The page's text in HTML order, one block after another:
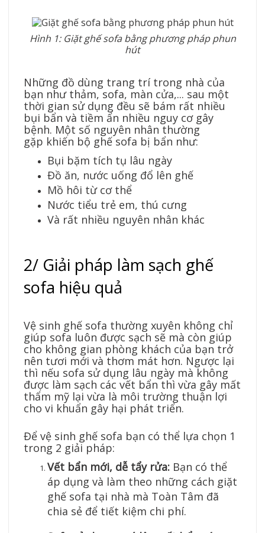
Hình 1: Giặt ghế sofa bằng phương pháp phun
hút
Những đồ dùng trang trí trong nhà của
bạn như thảm, sofa, màn cửa,... sau một
thời gian sử dụng đều sẽ bám rất nhiều
bụi bẩn và tiềm ẩn nhiều nguy cơ gây
bệnh. Một số nguyên nhân thường
gặp khiến bộ ghế sofa bị bẩn như:
Bụi bặm tích tụ lâu ngày
Đồ ăn, nước uống đổ lên ghế
Mồ hôi từ cơ thể
Nước tiểu trẻ em, thú cưng
Và rất nhiều nguyên nhân khác
2/ Giải pháp làm sạch ghế
sofa hiệu quả
Vệ sinh ghế sofa thường xuyên không chỉ
giúp sofa luôn được sạch sẽ mà còn giúp
cho không gian phòng khách của bạn trở
nên tươi mới và thơm mát hơn. Ngược lại
thì nếu sofa sử dụng lâu ngày mà không
được làm sạch các vết bẩn thì vừa gây mất
thẩm mỹ lại vừa là môi trường thuận lợi
cho vi khuẩn gây hại phát triển.
Để vệ sinh ghế sofa bạn có thể lựa chọn 1
trong 2 giải pháp:
Vết bẩn mới, dễ tẩy rửa: Bạn có thể
áp dụng và làm theo những cách giặt
ghế sofa tại nhà mà Toàn Tâm đã
chia sẻ để tiết kiệm chi phí.